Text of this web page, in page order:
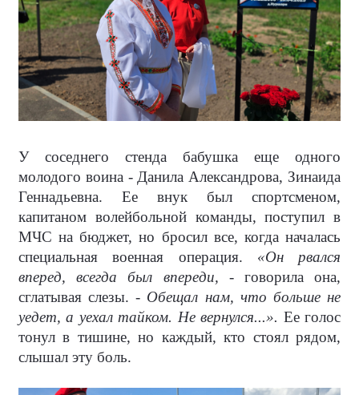
У соседнего стенда бабушка еще одного
молодого воина - Данила Александрова, Зинаида
Геннадьевна. Ее внук был спортсменом,
капитаном волейбольной команды, поступил в
МЧС на бюджет, но бросил все, когда началась
специальная военная операция. «Он рвался
вперед, всегда был впереди, - говорила она,
сглатывая слезы. - Обещал нам, что больше не
уедет, а уехал тайком. Не вернулся...». Ее голос
тонул в тишине, но каждый, кто стоял рядом,
слышал эту боль.